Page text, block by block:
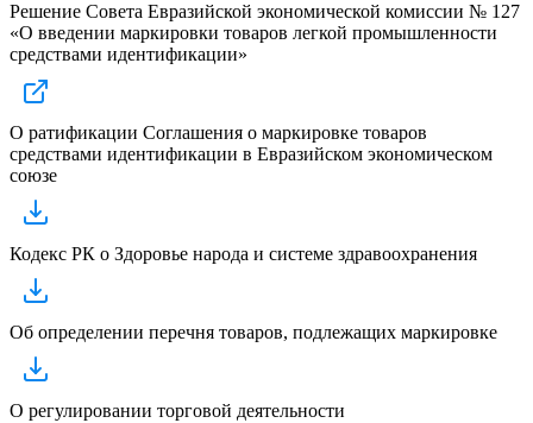
Решение Совета Евразийской экономической комиссии № 127
«О введении маркировки товаров легкой промышленности
средствами идентификации»
О ратификации Соглашения о маркировке товаров
средствами идентификации в Евразийском экономическом
союзе
Кодекс РК о Здоровье народа и системе здравоохранения
Об определении перечня товаров, подлежащих маркировке
О регулировании торговой деятельности